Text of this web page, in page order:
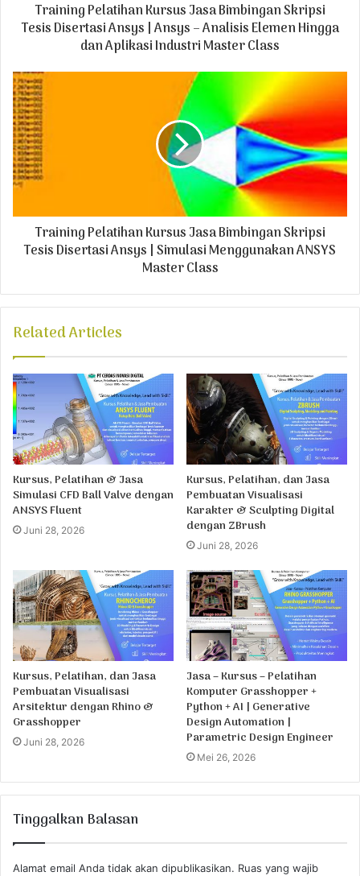
s
Training Pelatihan Kursus Jasa Bimbingan Skripsi
Tesis Disertasi Ansys | Ansys – Analisis Elemen Hingga
dan Aplikasi Industri Master Class
Training Pelatihan Kursus Jasa Bimbingan Skripsi
Tesis Disertasi Ansys | Simulasi Menggunakan ANSYS
Master Class
Related Articles
Kursus, Pelatihan & Jasa
Simulasi CFD Ball Valve dengan
ANSYS Fluent
Juni 28, 2026
Kursus, Pelatihan, dan Jasa
Pembuatan Visualisasi
Karakter & Sculpting Digital
dengan ZBrush
Juni 28, 2026
Kursus, Pelatihan, dan Jasa
Pembuatan Visualisasi
Arsitektur dengan Rhino &
Grasshopper
Juni 28, 2026
Jasa – Kursus – Pelatihan
Komputer Grasshopper +
Python + AI | Generative
Design Automation |
Parametric Design Engineer
Mei 26, 2026
Tinggalkan Balasan
Alamat email Anda tidak akan dipublikasikan. Ruas yang wajib